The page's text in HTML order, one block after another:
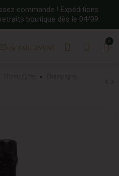
commande ! Expéditions
boutique dès le 04/09.